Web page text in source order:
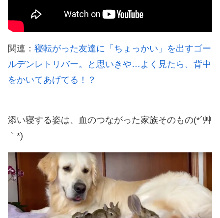
関連： 寝転がった友達に「ちょっかい」を出すゴー
ルデンレトリバー。と思いきや…よく見たら、背中
をかいてあげてる！？
添い寝する姿は、血のつながった家族そのもの(*´艸
｀*)